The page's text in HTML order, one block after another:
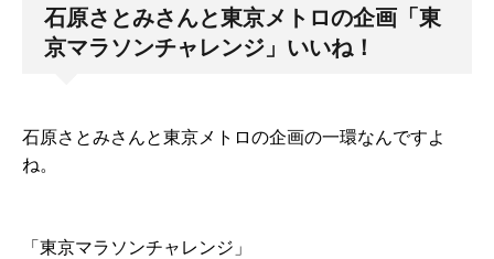
石原さとみさんと東京メトロの企画「東
京マラソンチャレンジ」いいね！
石原さとみさんと東京メトロの企画の一環なんですよ
ね。
「東京マラソンチャレンジ」